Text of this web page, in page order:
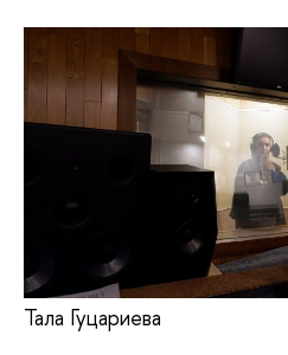
Тала Гуцариева